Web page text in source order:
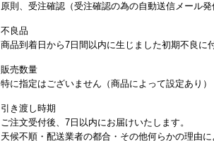
原則、受注確認（受注確認の為の自動送信メール発
不良品
商品到着日から7日間以内に生じました初期不良に
販売数量
特に指定はございません（商品によって設定あり）
引き渡し時期
ご注文受付後、7日以内にお届けいたします。
天候不順・配送業者の都合・その他何らかの理由に